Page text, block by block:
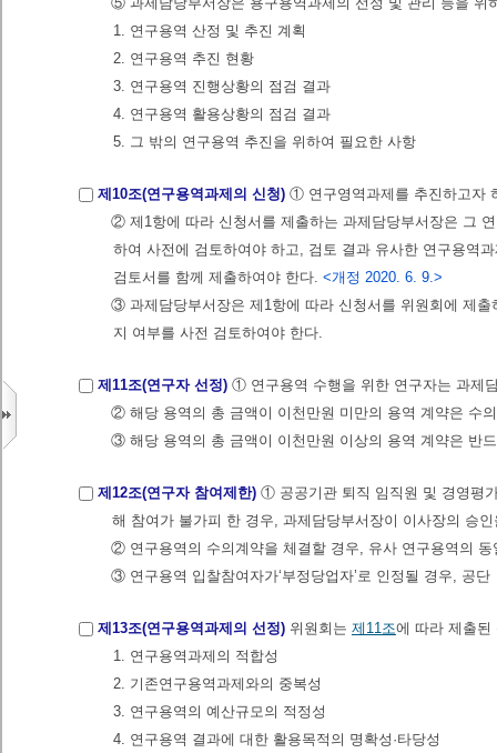
1. 연구용역 산정 및 추진 계획
2. 연구용역 추진 현황
3. 연구용역 진행상황의 점검 결과
4. 연구용역 활용상황의 점검 결과
5. 그 밖의 연구용역 추진을 위하여 필요한 사항
제10조(연구용역과제의 신청) ① 연구영역과제를 추진하고자
② 제1항에 따라 신청서를 제출하는 과제담당부서장은 그
하여 사전에 검토하여야 하고, 검토 결과 유사한 연구용역
검토서를 함께 제출하여야 한다. <개정 2020. 6. 9.>
③ 과제담당부서장은 제1항에 따라 신청서를 위원회에 제
지 여부를 사전 검토하여야 한다.
제11조(연구자 선정) ① 연구용역 수행을 위한 연구자는 과제
② 해당 용역의 총 금액이 이천만원 미만의 용역 계약은 수
③ 해당 용역의 총 금액이 이천만원 이상의 용역 계약은 반
제12조(연구자 참여제한) ① 공공기관 퇴직 임직원 및 경영평
해 참여가 불가피 한 경우, 과제담당부서장이 이사장의 승
② 연구용역의 수의계약을 체결할 경우, 유사 연구용역의
③ 연구용역 입찰참여자가‘부정당업자’로 인정될 경우, 공
제13조(연구용역과제의 선정) 위원회는 제11조에 따라 제출된
1. 연구용역과제의 적합성
2. 기존연구용역과제와의 중복성
3. 연구용역의 예산규모의 적정성
4. 연구용역 결과에 대한 활용목적의 명확성·타당성